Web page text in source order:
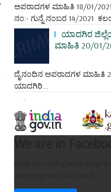
ಅಪರಾದಗಳ ಮಾಹಿತಿ 18/01/
ನಂ:- ಗುನ್ನೆ ನಂಬರ 14/2021 ಕಲಂ
ಯಾದಗಿರ
ಮಾಹಿತಿ 20/01/
ದೈನಂದಿನ ಅಪರಾದಗಳ
ಯಾದಗಿರಿ...